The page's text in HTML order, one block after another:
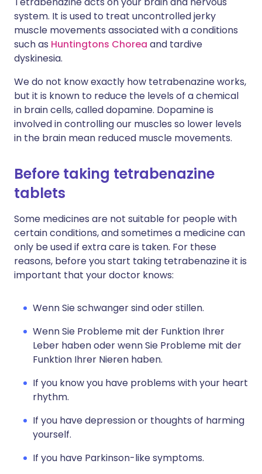
system. It is used to treat uncontrolled jerky
muscle movements associated with a conditions
such as Huntingtons Chorea and tardive
dyskinesia.
We do not know exactly how tetrabenazine works,
but it is known to reduce the levels of a chemical
in brain cells, called dopamine. Dopamine is
involved in controlling our muscles so lower levels
in the brain mean reduced muscle movements.
Before taking tetrabenazine
tablets
Some medicines are not suitable for people with
certain conditions, and sometimes a medicine can
only be used if extra care is taken. For these
reasons, before you start taking tetrabenazine it is
important that your doctor knows:
Wenn Sie schwanger sind oder stillen.
Wenn Sie Probleme mit der Funktion Ihrer
Leber haben oder wenn Sie Probleme mit der
Funktion Ihrer Nieren haben.
If you know you have problems with your heart
rhythm.
If you have depression or thoughts of harming
yourself.
If you have Parkinson-like symptoms.